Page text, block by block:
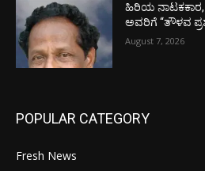
ಹಿರಿಯ ನಾಟಕಕಾರ,
ಅವರಿಗೆ “ತೌಳವ
August 7, 2026
POPULAR CATEGORY
Fresh News